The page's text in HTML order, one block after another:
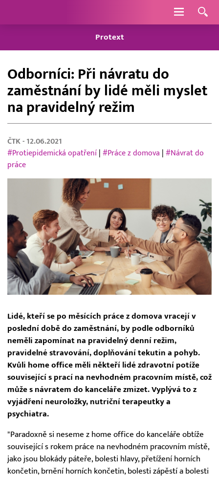
Navigace
Protext
Odborníci: Při návratu do
zaměstnání by lidé měli myslet
na pravidelný režim
ČTK - 12.06.2021
#Protiepidemická opatření #Práce z domova
#Návrat do
práce
Lidé, kteří se po měsících práce z domova vracejí v
poslední době do zaměstnání, by podle odborníků
neměli zapomínat na pravidelný denní režim,
pravidelné stravování, doplňování tekutin a pohyb.
Kvůli home office měli někteří lidé zdravotní potíže
související s prací na nevhodném pracovním místě, což
může s návratem do kanceláře zmizet. Vyplývá to z
vyjádření neuroložky, nutriční terapeutky a
psychiatra.
"Paradoxně si neseme z home office do kanceláře obtíže
související s rokem práce na nevhodném pracovním místě,
jako jsou blokády páteře, bolesti hlavy, přetížení horních
končetin, brnění horních končetin, bolesti zápěstí a bolesti